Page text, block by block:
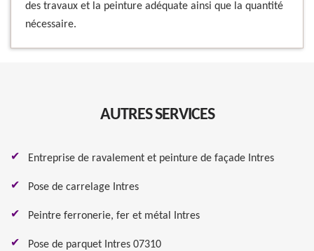
des travaux et la peinture adéquate ainsi que la quantité
nécessaire.
AUTRES SERVICES
Entreprise de ravalement et peinture de façade Intres
Pose de carrelage Intres
Peintre ferronerie, fer et métal Intres
Pose de parquet Intres 07310